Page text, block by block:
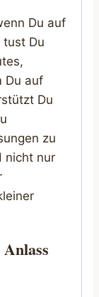
Du auf
Du
Du auf
Du
zu
nicht nur